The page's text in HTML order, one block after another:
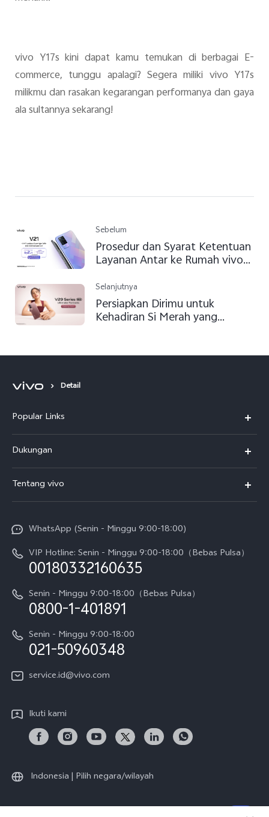
vivo Y17s kini dapat kamu temukan di berbagai E-
commerce, tunggu apalagi? Segera miliki vivo Y17s
milikmu dan rasakan kegarangan performanya dan gaya
ala sultannya sekarang!
Sebelum
Prosedur dan Syarat Ketentuan
Layanan Antar ke Rumah vivo
Selanjutnya
Persiapkan Dirimu untuk
Kehadiran Si Merah yang
Detail
Popular Links
T5
T5 Pro
V70
V70 FE
Y05
X300 Pro
Gerai Terdekat
Dukungan
Service Center
Funtouch OS
Pembaruan Sistem
Harga Spare Part
Otentikasi IMEI
Kebijakan Garansi vivo
Layanan Perbaikan Antar Jemput
Unduh LUT untuk Memulihkan Log
Tentang vivo
Sejarah
Berita
Pemberitahuan Hukum
Tentang Kami
Pusat Privasi vivo
WhatsApp (Senin - Minggu 9:00-18:00)
VIP Hotline: Senin - Minggu 9:00-18:00（Bebas Pulsa）
00180332160635
Senin - Minggu 9:00-18:00（Bebas Pulsa）
0800-1-401891
Senin - Minggu 9:00-18:00
021-50960348
service.id@vivo.com
Ikuti kami
Indonesia | Pilih negara/wilayah